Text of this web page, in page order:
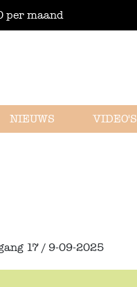
per maand
NIEUWS VIDEO'S
17 / 9-09-2025